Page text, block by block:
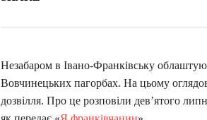
Незабаром в Івано-Франківську
Вовчинецьких пагорбах. На цьому
дозвілля. Про це розповіли дев’ятого